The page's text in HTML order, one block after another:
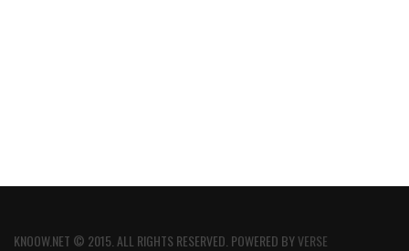
KNOOW.NET © 2015. ALL RIGHTS RESERVED. POWERED BYVERSE